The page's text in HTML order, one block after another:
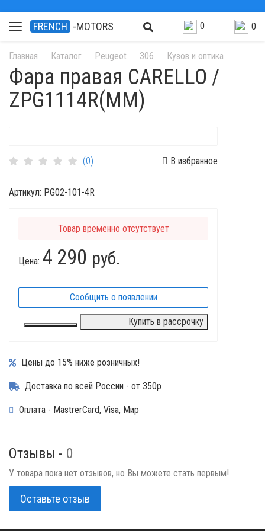
FRENCH -MOTORS 0 0
Главная Каталог Peugeot 306 Кузов и оптика
Фара правая CARELLO /
ZPG1114R(MM)
(0) В избранное
Артикул: PG02-101-4R
Товар временно отсутствует
Цена: 4 290 руб.
Сообщить о появлении
Купить в рассрочку
Цены до 15% ниже розничных!
Доставка по всей России - от 350р
Оплата - MastrerCard, Visa, Мир
Отзывы - 0
У товара пока нет отзывов, но Вы можете стать первым!
Оставьте отзыв